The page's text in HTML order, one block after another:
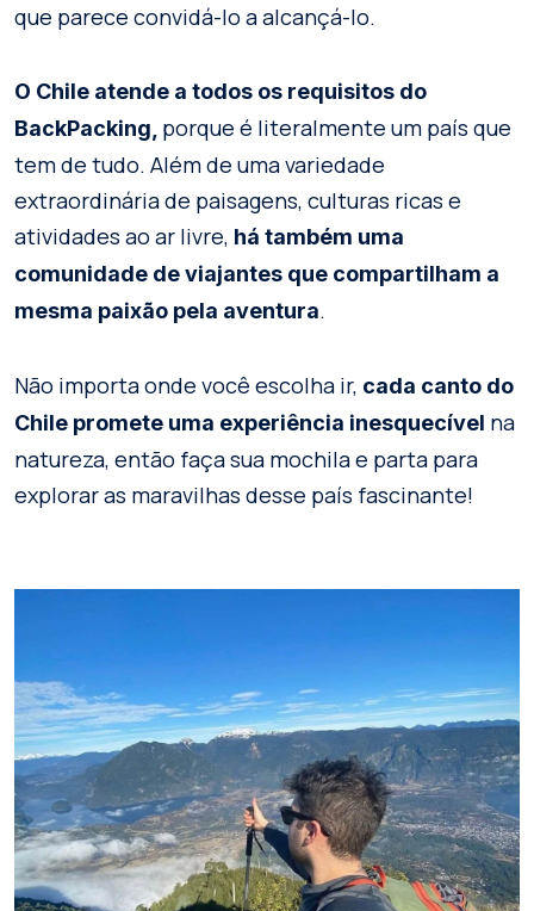
que parece convidá-lo a alcançá-lo.
O Chile atende a todos os requisitos do
BackPacking, porque é literalmente um país que
tem de tudo. Além de uma variedade
extraordinária de paisagens, culturas ricas e
atividades ao ar livre, há também uma
comunidade de viajantes que compartilham a
mesma paixão pela aventura.
Não importa onde você escolha ir, cada canto do
Chile promete uma experiência inesquecível na
natureza, então faça sua mochila e parta para
explorar as maravilhas desse país fascinante!